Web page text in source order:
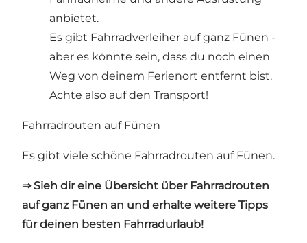
anbietet.
Es gibt Fahrradverleiher auf ganz Fünen -
aber es könnte sein, dass du noch einen
Weg von deinem Ferienort entfernt bist.
Achte also auf den Transport!
Fahrradrouten auf Fünen
Es gibt viele schöne Fahrradrouten auf Fünen.
⇒ Sieh dir eine Übersicht über Fahrradrouten
auf ganz Fünen an und erhalte weitere Tipps
für deinen besten Fahrradurlaub!